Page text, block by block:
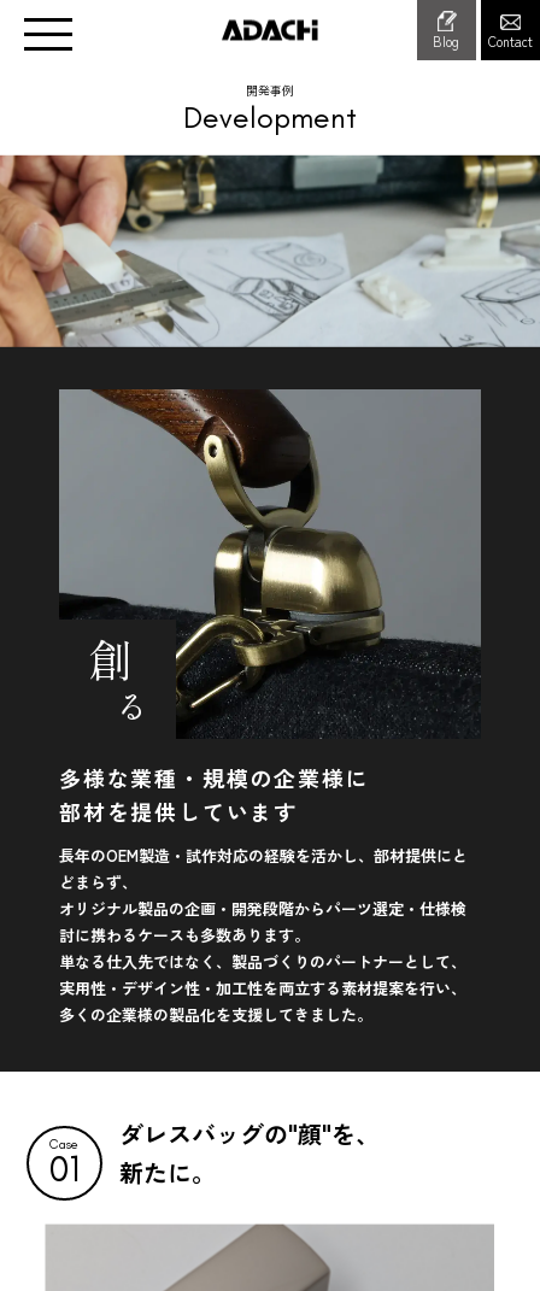
Blog Contact
開発事例
Development
創
る
多様な業種・規模の企業様に
部材を提供しています
長年のOEM製造・試作対応の経験を活かし、部材提供にと
どまらず、
オリジナル製品の企画・開発段階からパーツ選定・仕様検
討に携わるケースも多数あります。
単なる仕入先ではなく、製品づくりのパートナーとして、
実用性・デザイン性・加工性を両立する素材提案を行い、
多くの企業様の製品化を支援してきました。
Case
01
ダレスバッグの"顔"を、
新たに。